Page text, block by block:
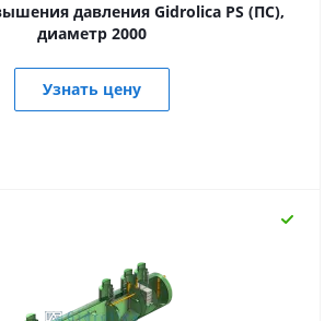
давления Gidrolica PS (ПС),
диаметр 2000
Узнать цену